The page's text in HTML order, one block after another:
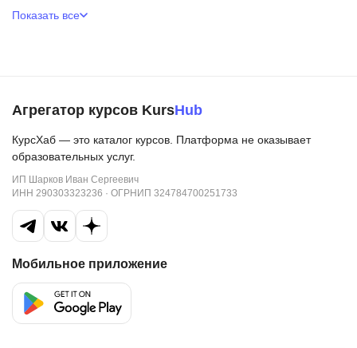
Показать все
Агрегатор курсов KursHub
КурсХаб — это каталог курсов. Платформа не оказывает
образовательных услуг.
ИП Шарков Иван Сергеевич
ИНН 290303323236 · ОГРНИП 324784700251733
Мобильное приложение